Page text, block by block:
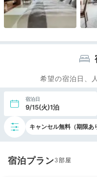
希望の宿泊日、
宿泊日
9/15(火)1泊
キャンセル無料（期限あ
宿泊プラン3